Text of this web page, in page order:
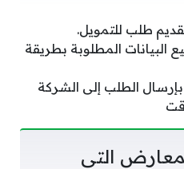
طلب للتمويل.
البيانات المطلوبة بطريقة
الطلب إلى الشركة
التي